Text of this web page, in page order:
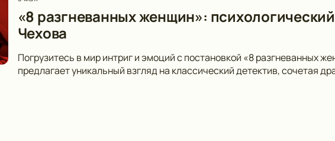
«8 разгневанных женщин»:
Чехова
Погрузитесь в мир интриг и эмоций с постановкой «8 разгневанных
предлагает уникальный взгляд на классический детектив, сочетая